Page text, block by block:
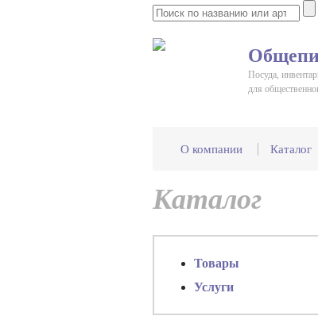
Посуда,
для
О компании Каталог
Каталог
Товары
Услуги